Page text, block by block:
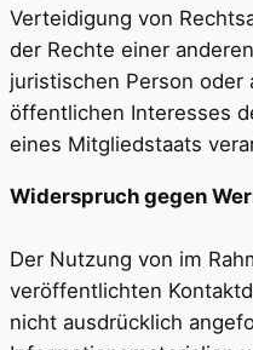
Verteidigung von
der Rechte einer
juristischen Person oder
öffentlichen Interesses
eines Mitgliedstaats
Widerspruch gegen
Der Nutzung von im
veröffentlichten
nicht ausdrücklich